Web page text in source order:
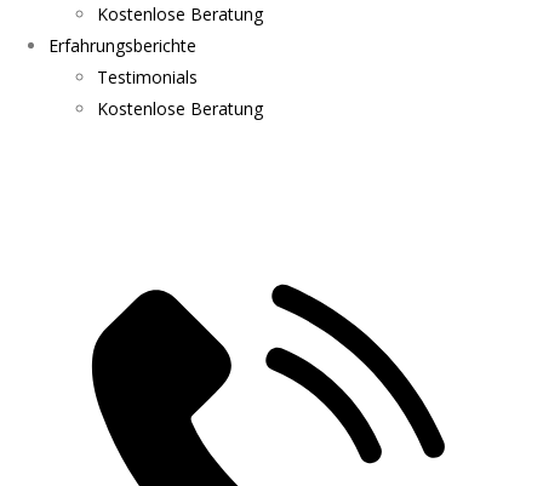
Kostenlose Beratung
Erfahrungsberichte
Testimonials
Kostenlose Beratung